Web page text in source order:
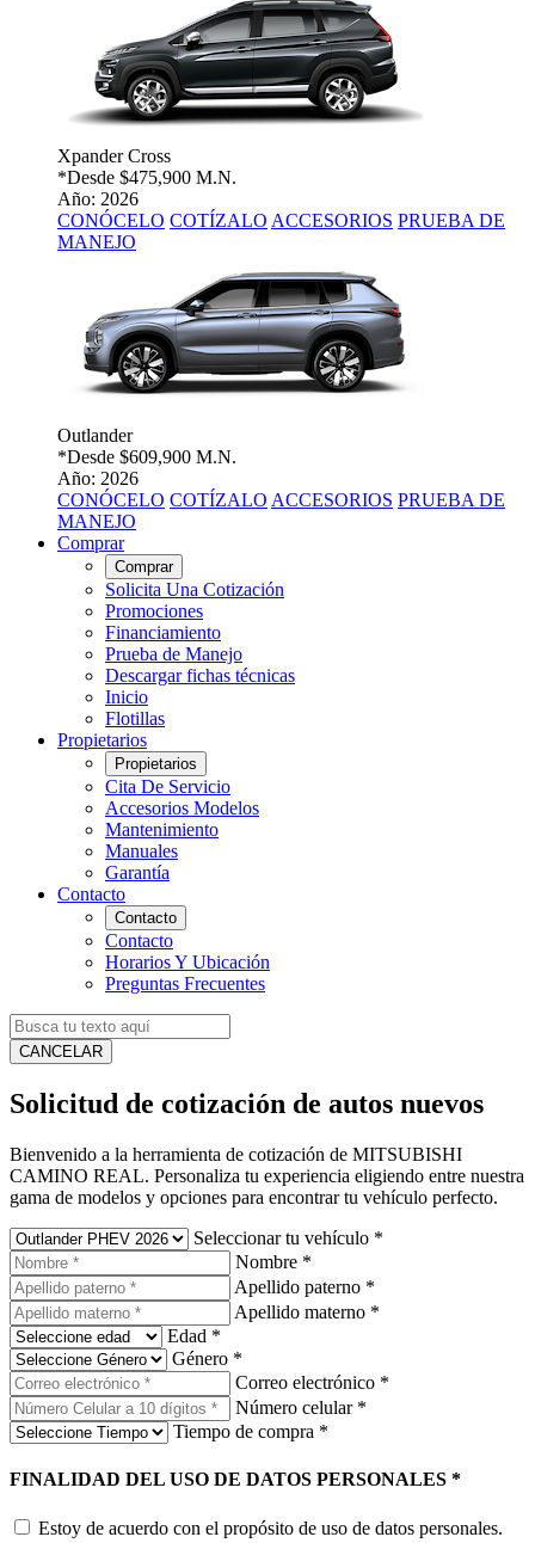
Xpander Cross
*Desde $475,900 M.N.
Año: 2026
CONÓCELO COTÍZALO ACCESORIOS PRUEBA DE
MANEJO
Outlander
*Desde $609,900 M.N.
Año: 2026
CONÓCELO COTÍZALO ACCESORIOS PRUEBA DE
MANEJO
Comprar
Comprar
Solicita Una Cotización
Promociones
Financiamiento
Prueba de Manejo
Descargar fichas técnicas
Inicio
Flotillas
Propietarios
Propietarios
Cita De Servicio
Accesorios Modelos
Mantenimiento
Manuales
Garantía
Contacto
Contacto
Contacto
Horarios Y Ubicación
Preguntas Frecuentes
CANCELAR
Solicitud de cotización de autos nuevos
Bienvenido a la herramienta de cotización de MITSUBISHI
CAMINO REAL. Personaliza tu experiencia eligiendo entre nuestra
gama de modelos y opciones para encontrar tu vehículo perfecto.
Seleccionar tu vehículo *
Nombre *
Apellido paterno *
Apellido materno *
Edad *
Género *
Correo electrónico *
Número celular *
Tiempo de compra *
FINALIDAD DEL USO DE DATOS PERSONALES *
Estoy de acuerdo con el propósito de uso de datos personales.